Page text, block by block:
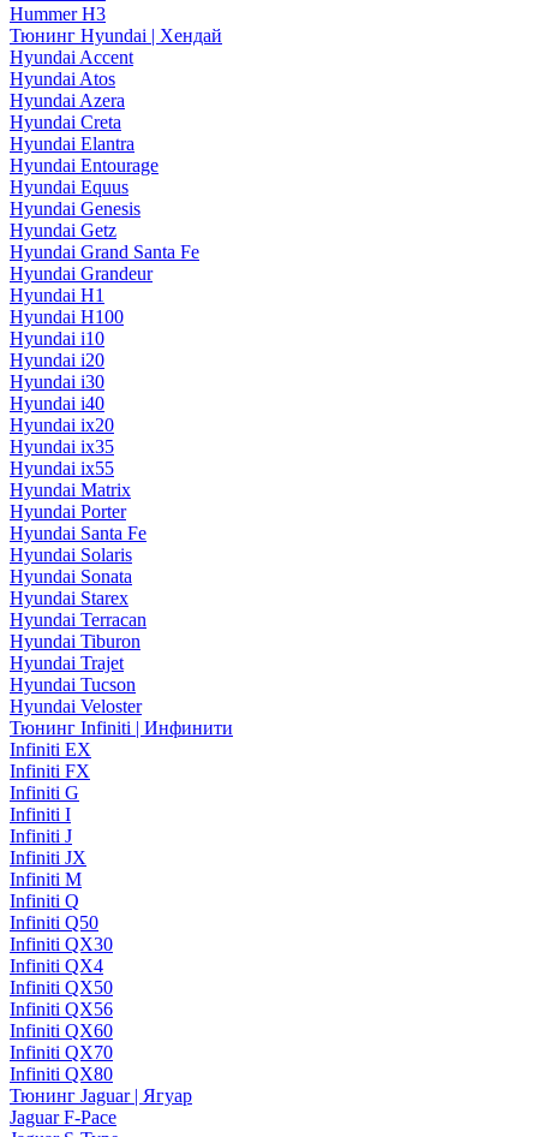
Hummer H3
Тюнинг Hyundai | Хендай
Hyundai Accent
Hyundai Atos
Hyundai Azera
Hyundai Creta
Hyundai Elantra
Hyundai Entourage
Hyundai Equus
Hyundai Genesis
Hyundai Getz
Hyundai Grand Santa Fe
Hyundai Grandeur
Hyundai H1
Hyundai H100
Hyundai i10
Hyundai i20
Hyundai i30
Hyundai i40
Hyundai ix20
Hyundai ix35
Hyundai ix55
Hyundai Matrix
Hyundai Porter
Hyundai Santa Fe
Hyundai Solaris
Hyundai Sonata
Hyundai Starex
Hyundai Terracan
Hyundai Tiburon
Hyundai Trajet
Hyundai Tucson
Hyundai Veloster
Тюнинг Infiniti | Инфинити
Infiniti EX
Infiniti FX
Infiniti G
Infiniti I
Infiniti J
Infiniti JX
Infiniti M
Infiniti Q
Infiniti Q50
Infiniti QX30
Infiniti QX4
Infiniti QX50
Infiniti QX56
Infiniti QX60
Infiniti QX70
Infiniti QX80
Тюнинг Jaguar | Ягуар
Jaguar F-Pace